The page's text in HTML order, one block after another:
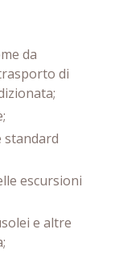
da
di
standard
escursioni
e altre